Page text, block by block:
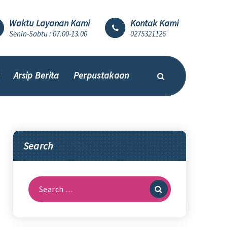
Waktu Layanan Kami
Senin-Sabtu : 07.00-13.00
Kontak Kami
0275321126
Arsip Berita Perpustakaan
Search
Search
for: